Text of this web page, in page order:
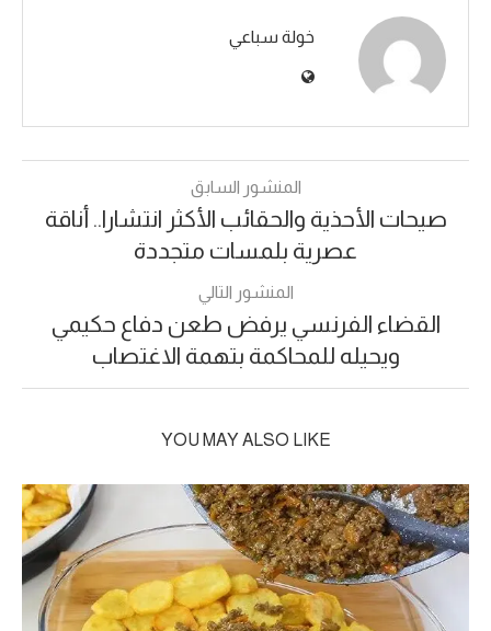
خولة سباعي
المنشور السابق
صيحات الأحذية والحقائب الأكثر انتشارا.. أناقة
عصرية بلمسات متجددة
المنشور التالي
القضاء الفرنسي يرفض طعن دفاع حكيمي
ويحيله للمحاكمة بتهمة الاغتصاب
YOU MAY ALSO LIKE